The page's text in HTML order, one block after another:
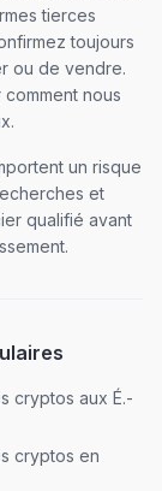
tierces
toujours
ou de vendre.
nous
un risque
et
qualifié avant
cryptos aux É.-
cryptos en